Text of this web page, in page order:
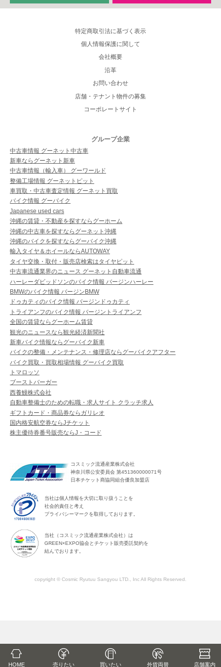
HOME 売りたい 買いたい 外貨両替 店舗案内
特定商取引法に基づく表示
個人情報保護に関して
会社概要
沿革
お問い合わせ
店舗・テナント物件の募集
コーポレートサイト
グループ企業
中古車情報 グーネット中古車
新車ならグーネット新車
中古車情報（輸入車） グーワールド
整備工場情報 グーネットピット
車買取・中古車査定情報 グーネット買取
バイク情報 グーバイク
Japanese used cars
沖縄の賃貸・不動産を探すならグーホーム
沖縄の中古車を探すならグーネット沖縄
沖縄のバイクを探すならグーバイク沖縄
輸入タイヤ＆ホイールならAUTOWAY
タイヤ交換・取付・販売店検索はタイヤピット
中古車流通業界のニュース グーネット自動車流通
ハーレーダビッドソンのバイク情報 バージンハーレー
BMWのバイク情報 バージンBMW
ドゥカティのバイク情報 バージンドゥカティ
トライアンフのバイク情報 バージントライアンフ
全国の賃貸ならグーホーム賃貸
観光のニュースなら観光経済新聞社
新車バイク情報ならグーバイク新車
バイクの整備・メンテナンス・修理店ならグーバイクアフター
バイク買取・買取相場情報 グーバイク買取
トマロッソ
ブーストバーガー
西養鰻株式会社
自動車整備士のための転職・求人サイト クラッチ求人
ギフトカード・商品券ならガリレオ
国内格安航空券ならJチケット
株主優待券番号販売ならJ・コード
コスミック流通産業株式会社
神奈川県公安委員会 第451360000071号
日本チケット商協同組合優良加盟店
当社は個人情報を大切に取り扱うことを
社会的責任と考え
プライバシーマークを取得しております。
当社（コスミック流通産業株式会社）は
GREEN×EXPO協会とチケット販売委託契約を
結んでおります。
copyright © Cosmic Ryutuu Sangyou LTD., Inc All Rights Reserved.